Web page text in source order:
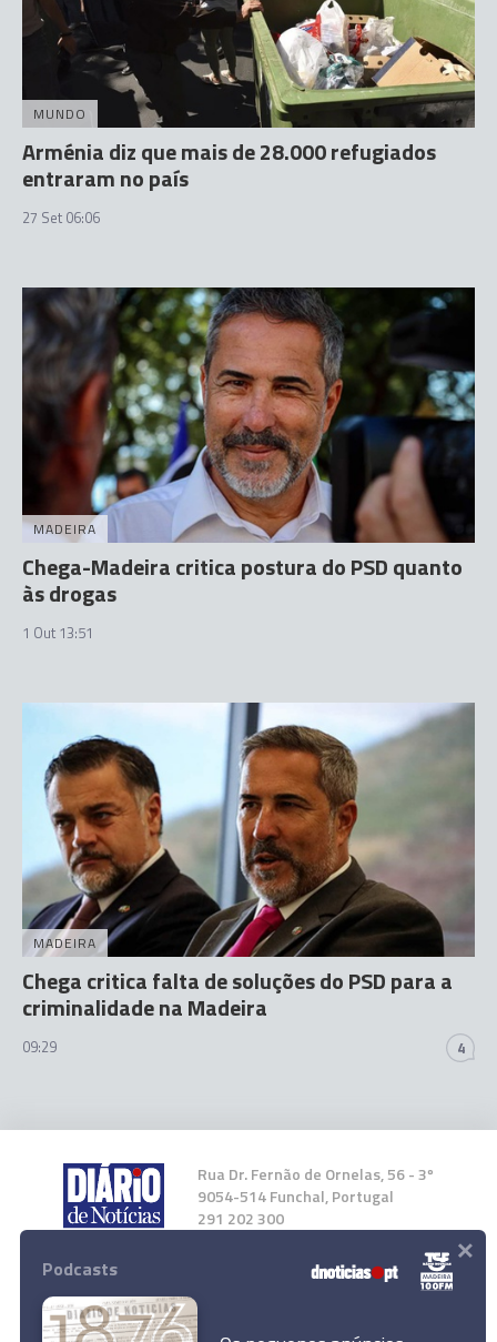
MUNDO
Arménia diz que mais de 28.000 refugiados
entraram no país
27 Set 06:06
MADEIRA
Chega-Madeira critica postura do PSD quanto
às drogas
1 Out 13:51
MADEIRA
Chega critica falta de soluções do PSD para a
criminalidade na Madeira
09:29 4
Rua Dr. Fernão de Ornelas, 56 - 3º
9054-514 Funchal, Portugal
291 202 300
Instale a nossa App
Podcasts ×